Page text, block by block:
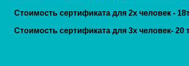
Стоимость сертификата для 2х человек -
Стоимость сертификата для 3х человек- 20